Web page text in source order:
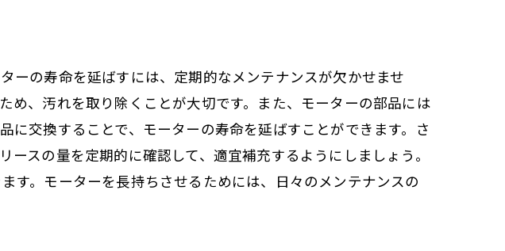
ーの寿命を延ばすには、定期的なメンテナンスが欠かせませ
め、汚れを取り除くことが大切です。また、モーターの部品には
交換することで、モーターの寿命を延ばすことができます。さ
スの量を定期的に確認して、適宜補充するようにしましょう。
す。モーターを長持ちさせるためには、日々のメンテナンスの